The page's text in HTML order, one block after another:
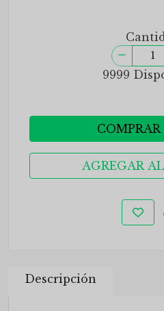
9999
AGREGAR
Descripción